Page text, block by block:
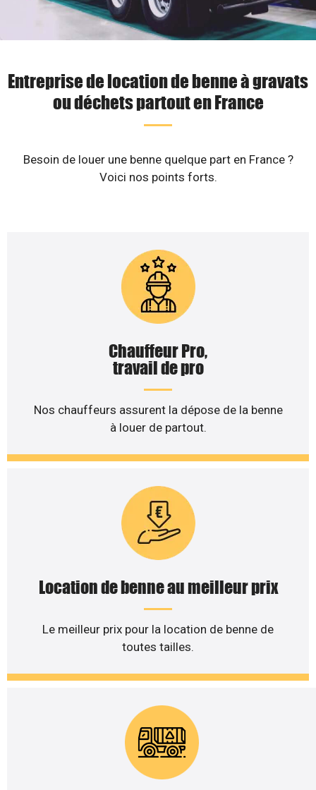
Entreprise de location de benne à gravats
ou déchets partout en France
Besoin de louer une benne quelque part en France ?
Voici nos points forts.
Chauffeur Pro,
travail de pro
Nos chauffeurs assurent la dépose de la benne
à louer de partout.
Location de benne au meilleur prix
Le meilleur prix pour la location de benne de
toutes tailles.